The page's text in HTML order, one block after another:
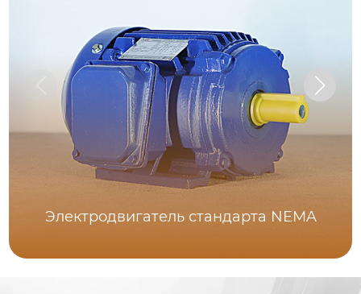
Электродвигатель стандарта NEMA